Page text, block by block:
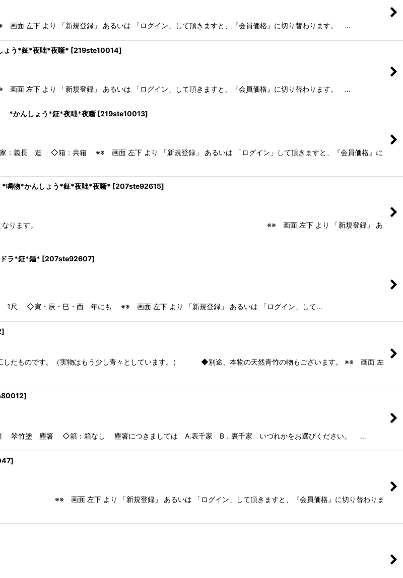
左下 より 「新規登録」 あるいは 「ログイン」して頂きますと、『会員価格』に切り替わります。 …
う*鉦*夜咄*夜噺* [219ste10014]
左下 より 「新規登録」 あるいは 「ログイン」して頂きますと、『会員価格』に切り替わります。 …
しょう*鉦*夜咄*夜噺 [219ste10013]
箱 ※※ 画面 左下 より 「新規登録」 あるいは 「ログイン」して頂きますと、『会員価格』に
かんしょう*鉦*夜咄*夜噺* [207ste92615]
鐘・撞木は別売となります。 ※※ 画面 左下 より 「新規登録」 あ
*鉦*鍾* [207ste92607]
◇寅・辰・巳・酉 年にも ※※ 画面 左下 より 「新規登録」 あるいは 「ログイン」して…
]
ものです。（実物はもう少し青々としています。） ◆別途、本物の天然青竹の物もございます。 ※※ 画面 左
]
塵箸 ◇箱：箱なし 塵箸につきましては A.表千家 B．裏千家 いづれかをお選びください。 …
]
あるいは 「ログイン」して頂きますと、『会員価格』に切り替わりま